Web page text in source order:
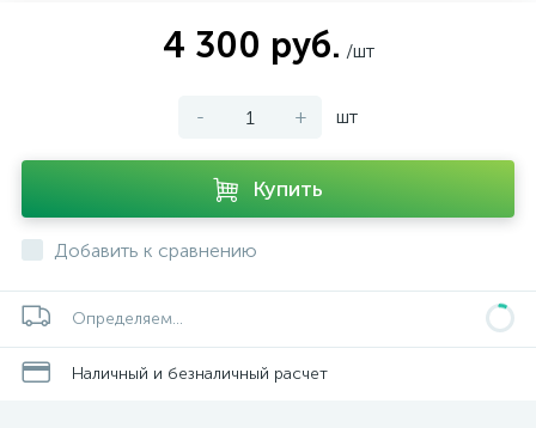
4 300 руб. /шт
- + шт
Купить
Добавить к сравнению
Определяем...
Наличный и безналичный расчет